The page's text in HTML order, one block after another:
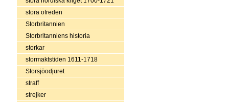
stora ofreden
Storbritannien
Storbritanniens historia
storkar
stormaktstiden 1611-1718
Storsjöodjuret
straff
strejker